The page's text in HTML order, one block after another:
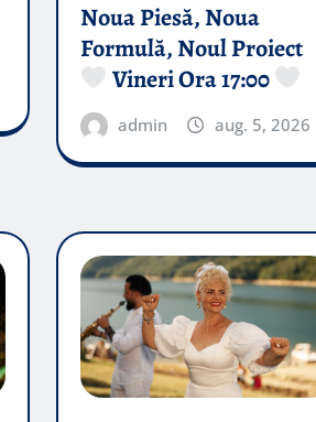
Noua Piesă, Noua
Formulă, Noul Proiect
Vineri Ora 17:00
admin aug. 5, 2026